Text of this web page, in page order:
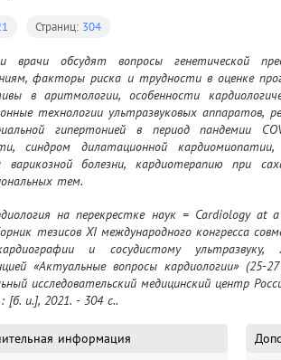
Страниц: 304
врачи обсудят вопросы генетической
факторы риска и трудности в оценке
в аритмологии, особенности
технологии ультразвуковых аппаратов,
гипертонией в период пандемии
синдром дилатационной
варикозной болезни, кардиотерапию при
тем.
тезисов XI международного конгресса
и сосудистому ультразвуку,
«Актуальные вопросы кардиологии»
исследовательский медицинский центр
[б. и.], 2021. - 304 с..
информация